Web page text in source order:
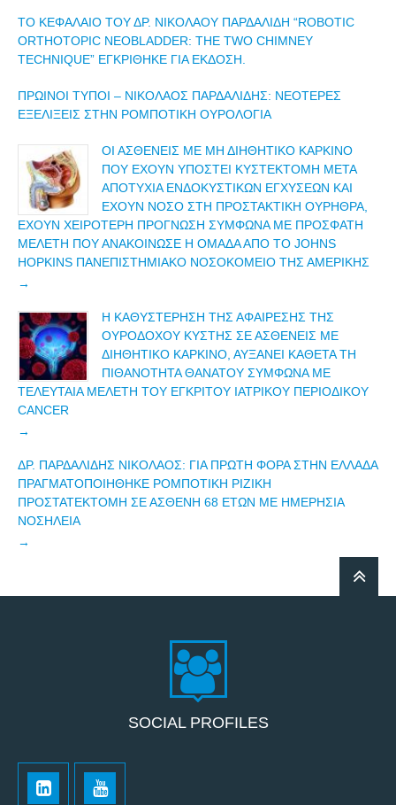
ΤΟ ΚΕΦΆΛΑΙΟ ΤΟΥ ΔΡ. ΝΙΚΌΛΑΟΥ ΠΑΡΔΑΛΊΔΗ “ROBOTIC
ORTHOTOPIC NEOBLADDER: THE TWO CHIMNEY
TECHNIQUE” ΕΓΚΡΊΘΗΚΕ ΓΙΑ ΈΚΔΟΣΗ.
ΠΡΩΙΝΟΙ ΤΥΠΟΙ – ΝΙΚΌΛΑΟΣ ΠΑΡΔΑΛΊΔΗΣ: NΕΌΤΕΡΕΣ
ΕΞΕΛΊΞΕΙΣ ΣΤΗΝ ΡΟΜΠΟΤΙΚΉ ΟΥΡΟΛΟΓΊΑ
ΟΙ ΑΣΘΕΝΕΊΣ ΜΕ ΜΗ ΔΙΗΘΗΤΙΚΌ ΚΑΡΚΊΝΟ
ΠΟΥ ΈΧΟΥΝ ΥΠΟΣΤΕΊ ΚΥΣΤΕΚΤΟΜΗ ΜΕΤΆ
ΑΠΟΤΥΧΊΑ ΕΝΔΟΚΥΣΤΙΚΩΝ ΕΓΧΎΣΕΩΝ ΚΑΙ
ΈΧΟΥΝ ΝΌΣΟ ΣΤΗ ΠΡΟΣΤΑΚΤΙΚΉ ΟΥΡΉΘΡΑ,
ΈΧΟΥΝ ΧΕΙΡΌΤΕΡΗ ΠΡΌΓΝΩΣΗ ΣΎΜΦΩΝΑ ΜΕ ΠΡΌΣΦΑΤΗ
ΜΕΛΈΤΗ ΠΟΥ ΑΝΑΚΟΊΝΩΣΕ Η ΟΜΆΔΑ ΑΠΟ ΤΟ JOHNS
HOPKINS ΠΑΝΕΠΙΣΤΗΜΙΑΚΌ ΝΟΣΟΚΟΜΕΊΟ ΤΗΣ ΑΜΕΡΙΚΉΣ
Η ΚΑΘΥΣΤΈΡΗΣΗ ΤΗΣ ΑΦΑΊΡΕΣΗΣ ΤΗΣ
ΟΥΡΟΔΌΧΟΥ ΚΎΣΤΗΣ ΣΕ ΑΣΘΕΝΕΊΣ ΜΕ
ΔΙΗΘΗΤΙΚΌ ΚΑΡΚΊΝΟ, ΑΥΞΆΝΕΙ ΚΆΘΕΤΑ ΤΗ
ΠΙΘΑΝΌΤΗΤΑ ΘΑΝΆΤΟΥ ΣΎΜΦΩΝΑ ΜΕ
ΤΕΛΕΥΤΑΊΑ ΜΕΛΈΤΗ ΤΟΥ ΈΓΚΡΙΤΟΥ ΙΑΤΡΙΚΟΥ ΠΕΡΙΟΔΙΚΟΎ
CANCER
ΔΡ. ΠΑΡΔΑΛΊΔΗΣ ΝΙΚΌΛΑΟΣ: ΓΙΑ ΠΡΏΤΗ ΦΟΡΆ ΣΤΗΝ ΕΛΛΆΔΑ
ΠΡΑΓΜΑΤΟΠΟΙΉΘΗΚΕ ΡΟΜΠΟΤΙΚΉ ΡΙΖΙΚΉ
ΠΡΟΣΤΑΤΕΚΤΟΜΉ ΣΕ ΑΣΘΕΝΉ 68 ΕΤΏΝ ΜΕ ΗΜΕΡΉΣΙΑ
ΝΟΣΗΛΕΊΑ
SOCIAL PROFILES